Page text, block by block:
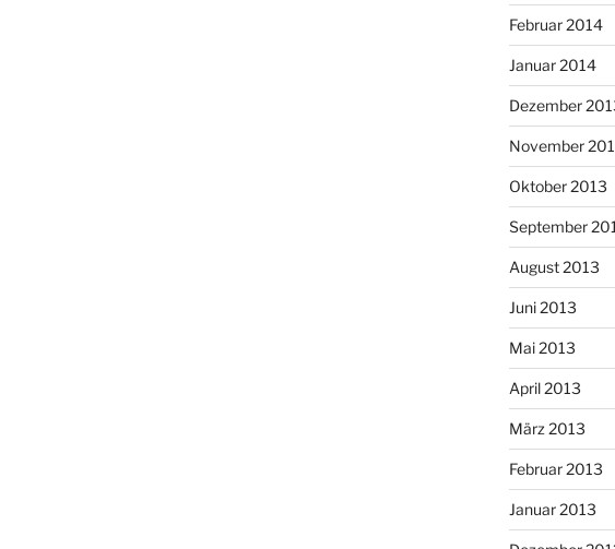
Februar 2014
Januar 2014
Dezember
November
Oktober 2013
September
August 2013
Juni 2013
Mai 2013
April 2013
März 2013
Februar 2013
Januar 2013